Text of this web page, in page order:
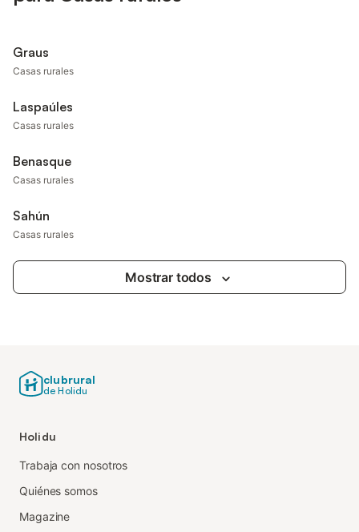
Graus
Casas rurales
Laspaúles
Casas rurales
Benasque
Casas rurales
Sahún
Casas rurales
Mostrar todos
clubrural
de Holidu
Holidu
Trabaja con nosotros
Quiénes somos
Magazine